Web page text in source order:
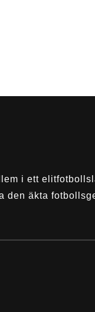
i ett
äkta